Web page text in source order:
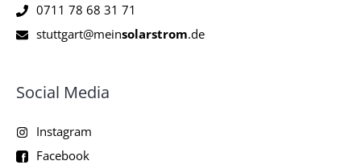
0711 78 68 31 71
stuttgart@meinsolarstrom.de
Social Media
Instagram
Facebook